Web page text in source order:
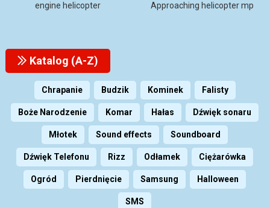
engine helicopter Approaching helicopter mp
Katalog (A-Z)
Chrapanie Budzik Kominek Falisty
Boże Narodzenie Komar Hałas Dźwięk sonaru
Młotek Sound effects Soundboard
Dźwięk Telefonu Rizz Odłamek Ciężarówka
Ogród Pierdnięcie Samsung Halloween
SMS